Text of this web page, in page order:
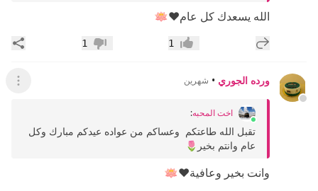
الله يسعدك كل عام❤️🪷
إضافة رد جديد إعجاب1 عدم إعجاب
1
ورده الجوري • شهرين عرض
اخت المحبه:
تقبل الله طاعتكم ‏ وعساكم من عواده ‏عيدكم مبارك ‏وكل
عام وانتم بخير🌷
وانت بخير وعافية❤️🪷